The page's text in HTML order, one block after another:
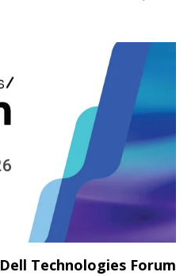
Dell Technologies Forum